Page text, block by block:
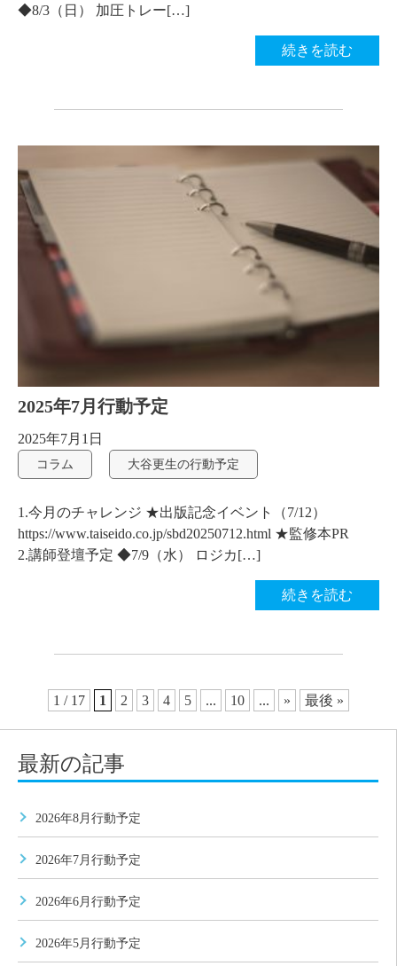
最新の記事
2026年8月行動予定
2026年7月行動予定
2026年6月行動予定
2026年5月行動予定
◆8/3（日） 加圧トレー[…]
続きを読む
2025年7月行動予定
2025年7月1日
コラム 大谷更生の行動予定
1.今月のチャレンジ ★出版記念イベント（7/12）
https://www.taiseido.co.jp/sbd20250712.html ★監修本PR
2.講師登壇予定 ◆7/9（水） ロジカ[…]
続きを読む
1 / 17 1 2 3 4 5 ... 10 ... » 最後 »